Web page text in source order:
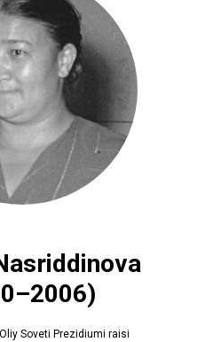
Soveti Prezidiumi raisi